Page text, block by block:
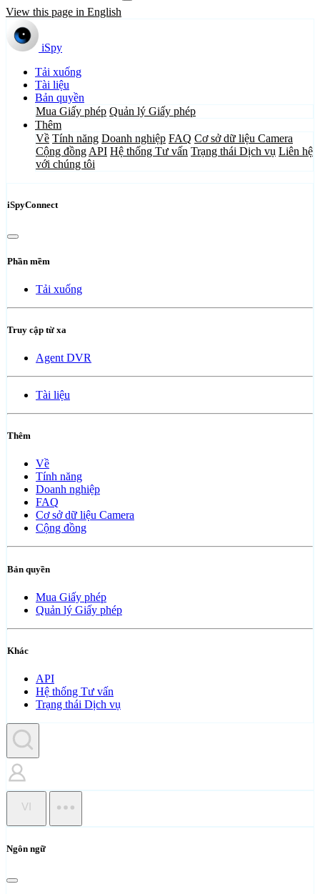
View this page in English
iSpy
Tải xuống
Tài liệu
Bản quyền
Mua Giấy phép Quản lý Giấy phép
Thêm
Về Tính năng Doanh nghiệp FAQ Cơ sở dữ liệu Camera
Cộng đồng API Hệ thống Tư vấn Trạng thái Dịch vụ Liên hệ
với chúng tôi
iSpyConnect
Phần mềm
Tải xuống
Truy cập từ xa
Agent DVR
Tài liệu
Thêm
Về
Tính năng
Doanh nghiệp
FAQ
Cơ sở dữ liệu Camera
Cộng đồng
Bản quyền
Mua Giấy phép
Quản lý Giấy phép
Khác
API
Hệ thống Tư vấn
Trạng thái Dịch vụ
VI
Ngôn ngữ